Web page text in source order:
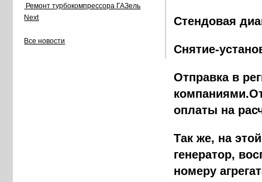
Стендовая
Снятие-
Отправка в
оплаты на
Так же, на
генератор,
номеру
Ремонт турбокомпрессора ГАЗель
Next
Все новости